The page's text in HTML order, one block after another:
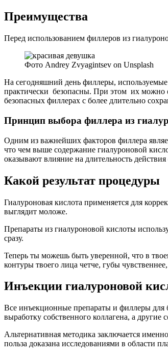
Преимущества
Перед использованием филлеров из
Фото Andrey Zvyagintsev on Unsplash
На сегодняшний день филлеры,
практически безопасны. При этом их можно
безопасных филлерах с более длительно
Принцип выбора филлера из
Одним из важнейших факторов филлера
что чем выше содержание гиалуроновой
оказывают влияние на длительность
Какой результат процедуры
Гиалуроновая кислота применяется для
выглядит моложе.
Препараты из гиалуроновой кислоты
сразу.
Теперь ты можешь быть уверенной, что в
контуры твоего лица четче, губы
Инъекции гиалуроновой
Все инъекционные препараты и филлеры
выработку собственного коллагена, а
Альтернативная методика заключается
польза доказана исследованиями в области